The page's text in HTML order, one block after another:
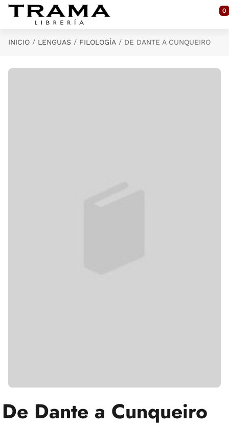
Saltar al contenido principal
0
INICIO LENGUAS FILOLOGÍA DE DANTE A CUNQUEIRO
De Dante a Cunqueiro